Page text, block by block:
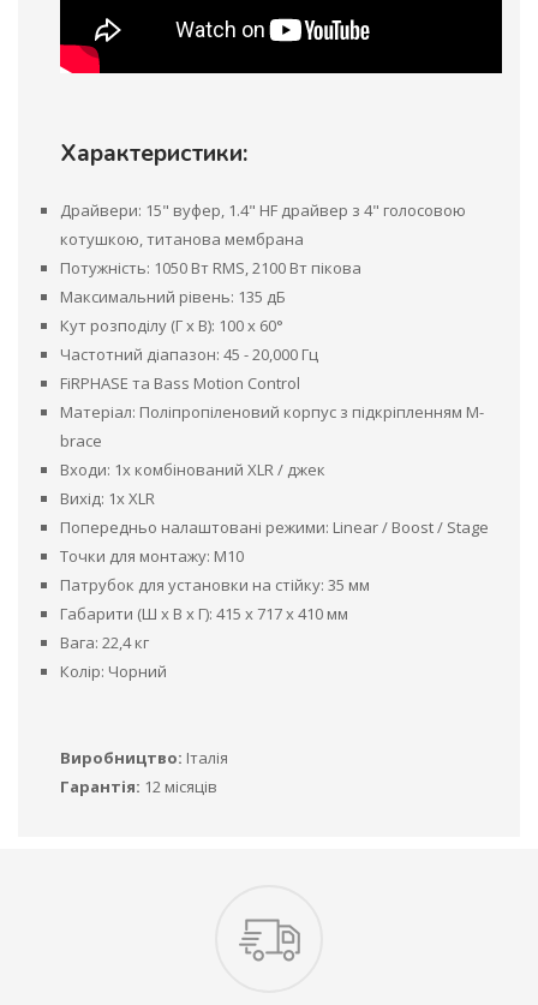
Характеристики:
Драйвери: 15" вуфер, 1.4" HF драйвер з 4" голосовою
котушкою, титанова мембрана
Потужність: 1050 Вт RMS, 2100 Вт пікова
Максимальний рівень: 135 дБ
Кут розподілу (Г x В): 100 x 60°
Частотний діапазон: 45 - 20,000 Гц
FiRPHASE та Bass Motion Control
Матеріал: Поліпропіленовий корпус з підкріпленням M-
brace
Входи: 1x комбінований XLR / джек
Вихід: 1x XLR
Попередньо налаштовані режими: Linear / Boost / Stage
Точки для монтажу: M10
Патрубок для установки на стійку: 35 мм
Габарити (Ш x В x Г): 415 x 717 x 410 мм
Вага: 22,4 кг
Колір: Чорний
Виробництво: Італія
Гарантія: 12 місяців